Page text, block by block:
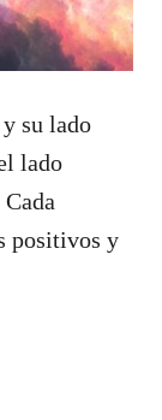
su lado
lado
positivos y